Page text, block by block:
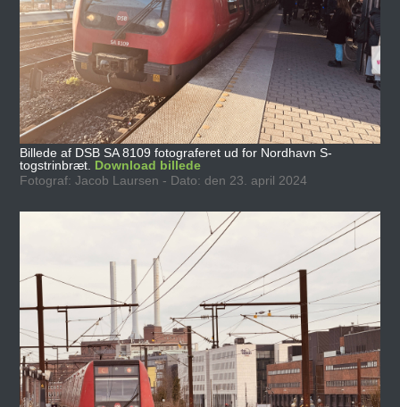
Billede af DSB SA 8109 fotograferet ud for Nordhavn S-
togstrinbræt. Download billede
Fotograf: Jacob Laursen - Dato: den 23. april 2024